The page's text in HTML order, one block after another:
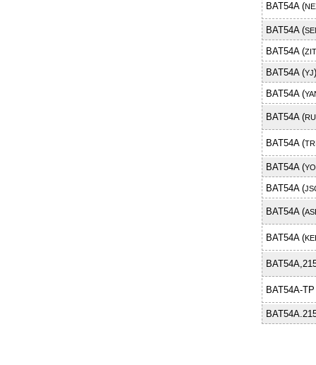
BAT54A (
BAT54A (
BAT54A (
BAT54A (YJ)
BAT54A (
BAT54A (
BAT54A (
BAT54A (
BAT54A (
BAT54A (
BAT54A (
BAT54A-